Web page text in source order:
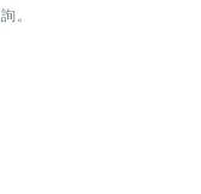
。